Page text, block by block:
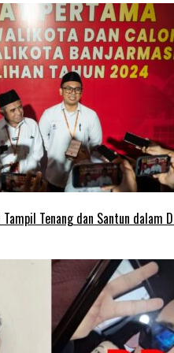
Tenang dan Santun dalam